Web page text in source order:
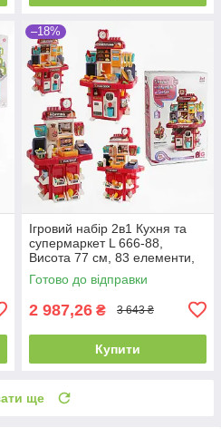
–18%
Ігровий набір 2в1 Кухня та
супермаркет L 666-88,
Висота 77 см, 83 елементи,
пара, вода, лід, сканер
Готово до відправки
2 987,26 ₴ 3 643 ₴
Купити
ще